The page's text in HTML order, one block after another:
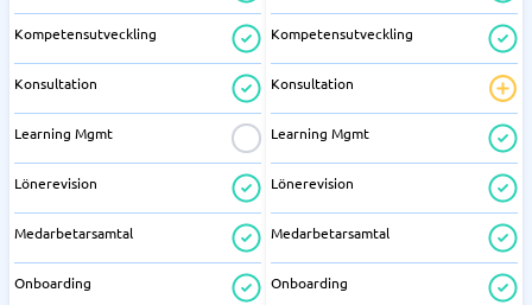
Kompetensutveckling
Konsultation
Learning Mgmt
Lönerevision
Medarbetarsamtal
Onboarding
Kompetensutveckling
Konsultation
Learning Mgmt
Lönerevision
Medarbetarsamtal
Onboarding